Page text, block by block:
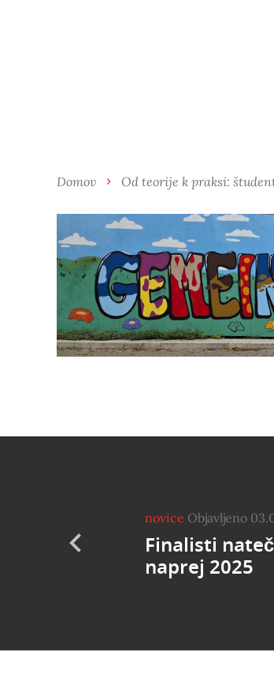
Domov Od teorije k praksi:
novice Objavljeno
Finalisti
naprej 2025